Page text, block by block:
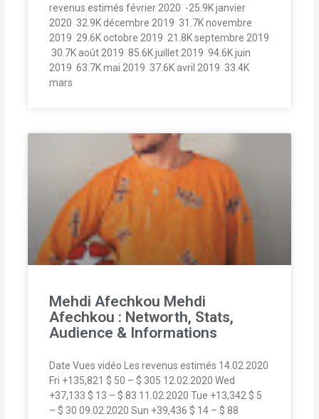
revenus estimés février 2020  -25.9K janvier
2020  32.9K décembre 2019  31.7K novembre
2019  29.6K octobre 2019  21.8K septembre 2019
 30.7K août 2019  85.6K juillet 2019  94.6K juin
2019  63.7K mai 2019  37.6K avril 2019  33.4K
mars
Mehdi Afechkou Mehdi
Afechkou : Networth, Stats,
Audience & Informations
Date Vues vidéo Les revenus estimés 14.02.2020
Fri +135,821 $ 50 – $ 305 12.02.2020 Wed
+37,133 $ 13 – $ 83 11.02.2020 Tue +13,342 $ 5
– $ 30 09.02.2020 Sun +39,436 $ 14 – $ 88